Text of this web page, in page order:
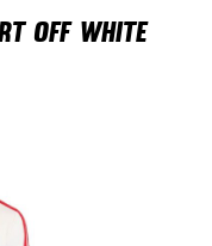
Off White